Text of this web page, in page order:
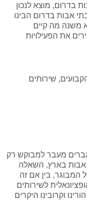
בדרום, מוצא לנכון
אבות בדרום הבינו
משנה מה קיים
את הפעילויות
שירותים
מעבר למבוקש רק
אבות בארץ, השאלה
בין אם זה
לשירותים
וקרובינו היקרים